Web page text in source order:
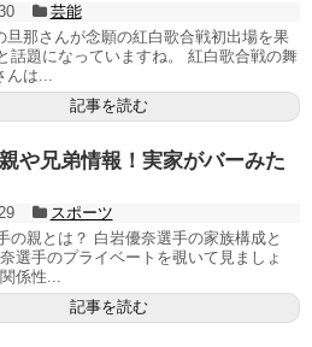
芸能
旦那さんが念願の紅白歌合戦初出場を果
話題になっていますね。 紅白歌合戦の舞
は...
記事を読む
や兄弟情報！実家がバーみた
スポーツ
の親とは？ 白岩優奈選手の家族構成と
選手のプライベートを覗いて見ましょ
係性...
記事を読む